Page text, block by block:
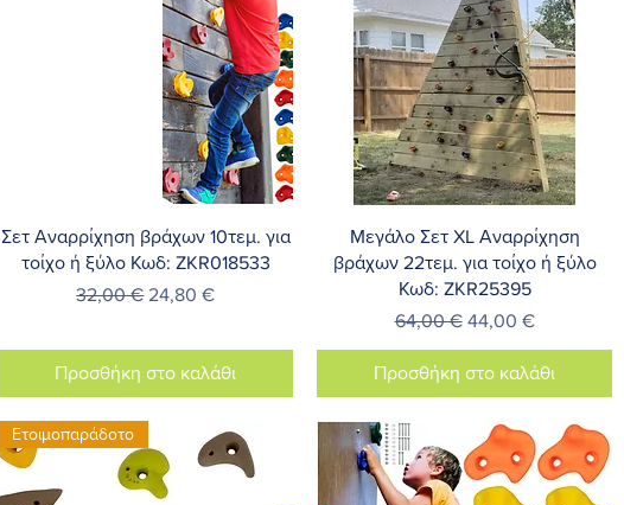
Γρήγορη προβολή
Σετ Αναρρίχηση βράχων 10τεμ. για
τοίχο ή ξύλο Κωδ: ZKR018533
Κανονική τιμή
32,00 € Τιμή Έκπτωσης
24,80 €
Προσθήκη στο καλάθι
Γρήγορη προβολή
Μεγάλο Σετ XL Αναρρίχηση
βράχων 22τεμ. για τοίχο ή ξύλο
Κωδ: ZKR25395
Κανονική τιμή
64,00 € Τιμή Έκπτωσης
44,00 €
Προσθήκη στο καλάθι
Ετοιμοπαράδοτο